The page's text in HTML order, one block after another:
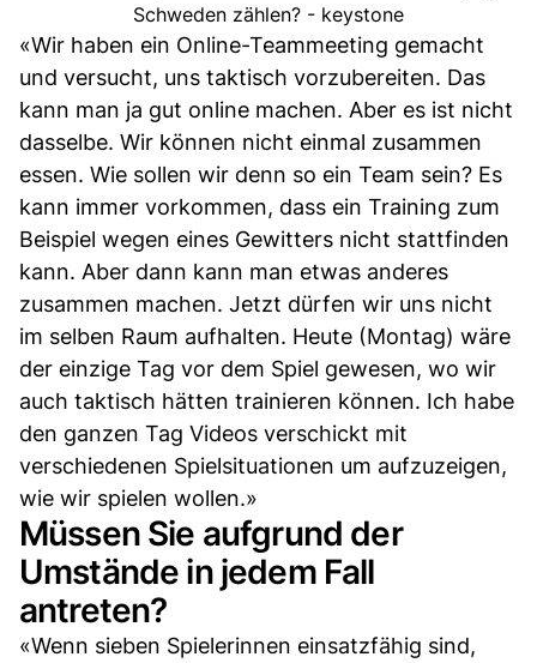
Schweden zählen? - keystone
«Wir haben ein Online-Teammeeting gemacht
und versucht, uns taktisch vorzubereiten. Das
kann man ja gut online machen. Aber es ist nicht
dasselbe. Wir können nicht einmal zusammen
essen. Wie sollen wir denn so ein Team sein? Es
kann immer vorkommen, dass ein Training zum
Beispiel wegen eines Gewitters nicht stattfinden
kann. Aber dann kann man etwas anderes
zusammen machen. Jetzt dürfen wir uns nicht
im selben Raum aufhalten. Heute (Montag) wäre
der einzige Tag vor dem Spiel gewesen, wo wir
auch taktisch hätten trainieren können. Ich habe
den ganzen Tag Videos verschickt mit
verschiedenen Spielsituationen um aufzuzeigen,
wie wir spielen wollen.»
Müssen Sie aufgrund der
Umstände in jedem Fall
antreten?
«Wenn sieben Spielerinnen einsatzfähig sind,